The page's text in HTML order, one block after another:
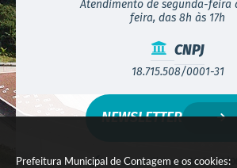
Prefeitura Municipal de Contagem e os cookies:
Atendimento de segunda-feira
feira, das 8h às 17h
CNPJ
18.715.508/0001-31
Versão do Sistema:3.5.3 - 19/
NEWSLETTER